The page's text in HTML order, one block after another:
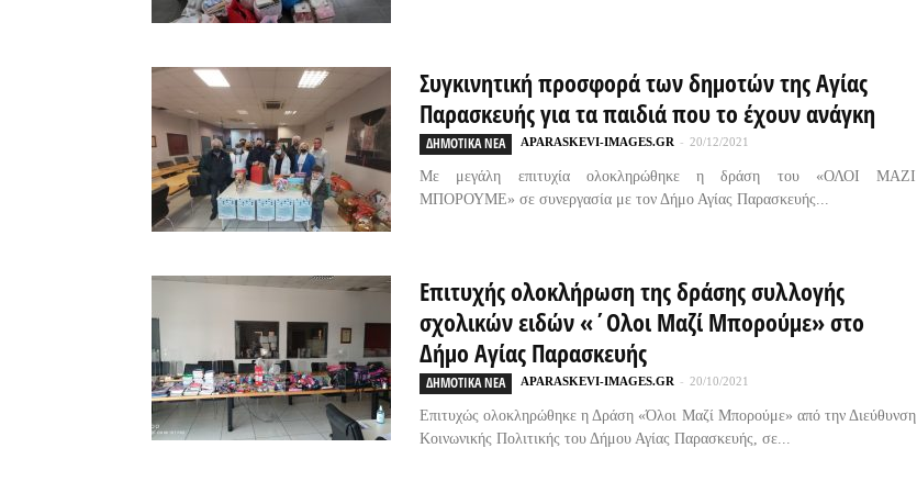
Συγκινητική προσφορά των δημοτών της Αγίας
Παρασκευής για τα παιδιά που το έχουν ανάγκη
ΔΗΜΟΤΙΚΑ ΝΕΑ APARASKEVI-IMAGES.GR - 20/12/2021
Με μεγάλη επιτυχία ολοκληρώθηκε η δράση του «ΟΛΟΙ ΜΑΖΙ
ΜΠΟΡΟΥΜΕ» σε συνεργασία με τον Δήμο Αγίας Παρασκευής...
Επιτυχής ολοκλήρωση της δράσης συλλογής
σχολικών ειδών «΄Ολοι Μαζί Μπορούμε» στο
Δήμο Αγίας Παρασκευής
ΔΗΜΟΤΙΚΑ ΝΕΑ APARASKEVI-IMAGES.GR - 20/10/2021
Επιτυχώς ολοκληρώθηκε η Δράση «Όλοι Μαζί Μπορούμε» από την Διεύθυνση
Κοινωνικής Πολιτικής του Δήμου Αγίας Παρασκευής, σε...